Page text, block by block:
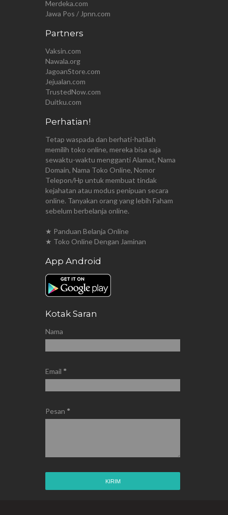
Merdeka.com
Jawa Pos / Jpnn.com
Partners
Vaksin.com
Nawala.org
JagoanStore.com
Jejualan.com
TrustedNow.com
Duitku.com
Perhatian!
Tetap waspada dan berhati-hatilah
memilih toko online, mereka bisa saja
sewaktu-waktu mengganti Alamat, Nama
Domain, Nama Toko Online, Nomor
Telepon/Hp untuk membuat tindak
kejahatan atau modus penipuan secara
online. Tanyakan orang yang lebih Faham
sebelum berbelanja online.
★ Panduan Belanja Online
★ Toko Online Dengan Jaminan
App Android
Kotak Saran
Nama
Email *
Pesan *